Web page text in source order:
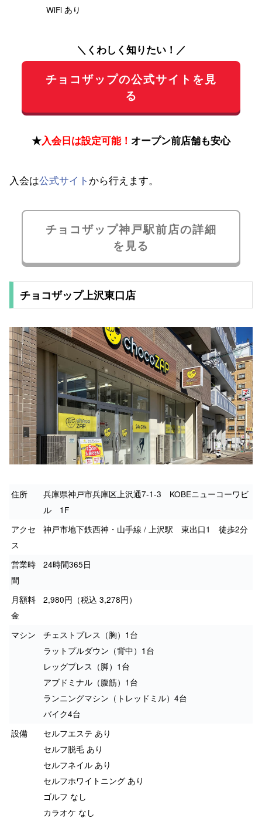
WiFi あり
＼くわしく知りたい！／
チョコザップの公式サイトを見
る
★入会日は設定可能！ オープン前店舗も安心
入会は公式サイト から行えます。
チョコザップ神戸駅前店の詳細
を見る
チョコザップ上沢東口店
住所
兵庫県神戸市兵庫区上沢通7-1-3 KOBEニューコーワビ
ル 1F
アクセ
ス
神戸市地下鉄西神・山手線 / 上沢駅 東出口1 徒歩2分
営業時
間
24時間365日
月額料
金
2,980円（税込 3,278円）
マシン
チェストプレス（胸）1台
ラットプルダウン（背中）1台
レッグプレス（脚）1台
アブドミナル（腹筋）1台
ランニングマシン（トレッドミル）4台
バイク4台
設備
セルフエステ あり
セルフ脱毛 あり
セルフネイル あり
セルフホワイトニング あり
ゴルフ なし
カラオケ なし